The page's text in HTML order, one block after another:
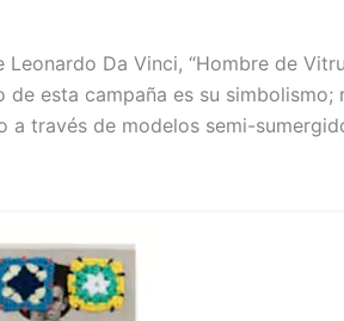
Da Vinci, “Hombre de
de esta campaña es su
a través de modelos semi-